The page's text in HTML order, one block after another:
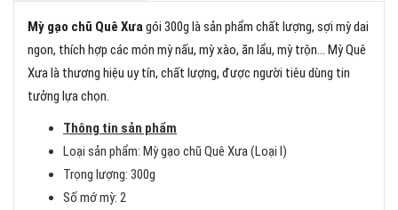
Mỳ gạo chũ Quê Xưagói 300g là sản phẩm chất lượng, sợi mỳ dai
ngon, thích hợp các món mỳ nấu, mỳ xào, ăn lẩu, mỳ trộn… Mỳ Quê
Xưa là thương hiệu uy tín, chất lượng, được người tiêu dùng tin
tưởng lựa chọn.
Thông tin sản phẩm
Loại sản phẩm: Mỳ gạo chũ Quê Xưa (Loại I)
Trọng lượng: 300g
Số mớ mỳ: 2